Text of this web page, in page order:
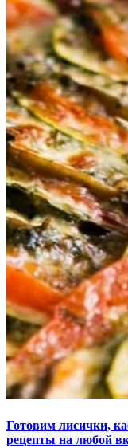
Готовим лисички,
рецепты на любой